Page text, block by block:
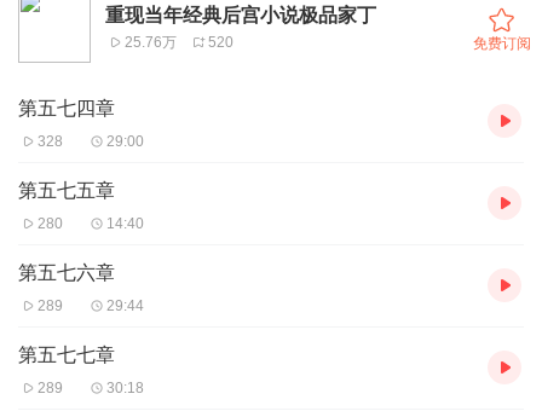
重现当年经典后宫小说极品家丁
25.76万 520 免费订阅
第五七四章
328 29:00
第五七五章
280 14:40
第五七六章
289 29:44
第五七七章
289 30:18